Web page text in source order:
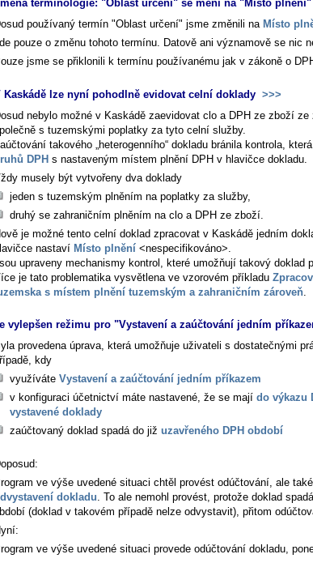
terminologie: "Oblast určení" se mění na "Místo plnění"
používaný termín "Oblast určení" jsme změnili na Místo
pouze o změnu tohoto termínu. Datově ani významově se nic
jsme se přiklonili k termínu používanému jak v zákoně o
Kaskádě lze nyní pohodlně evidovat celní doklady >>>
nebylo možné v Kaskádě zaevidovat clo a DPH ze zboží
s tuzemskými poplatky za tyto celní služby.
takového „heterogenního“ dokladu bránila kontrola,
DPH s nastaveným místem plnění DPH v hlavičce dokladu.
musely být vytvořeny dva doklady
jeden s tuzemským plněním na poplatky za služby,
druhý se zahraničním plněním na clo a DPH ze zboží.
je možné tento celní doklad zpracovat v Kaskádě jedním
nastaví Místo plnění <nespecifikováno>.
upraveny mechanismy kontrol, které umožňují takový doklad
je tato problematika vysvětlena ve vzorovém příkladu
s místem plnění tuzemským a zahraničním zároveň
vylepšen režimu pro "Vystavení a zaúčtování jedním
provedena úprava, která umožňuje uživateli s dostatečnými
kdy
využíváte Vystavení a zaúčtování jedním příkazem
v konfiguraci účetnictví máte nastavené, že se mají do výkazu
vystavené doklady
zaúčtovaný doklad spadá do již uzavřeného DPH období
ve výše uvedené situaci chtěl provést odúčtování, ale
dokladu . To ale nemohl provést, protože doklad
(doklad v takovém případě nelze odvystavit), přitom
ve výše uvedené situaci provede odúčtování dokladu,